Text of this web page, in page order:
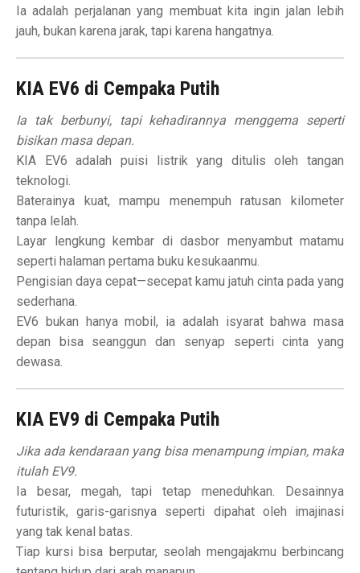
Ia adalah perjalanan yang membuat kita ingin jalan lebih
jauh, bukan karena jarak, tapi karena hangatnya.
KIA EV6 di Cempaka Putih
Ia tak berbunyi, tapi kehadirannya menggema seperti
bisikan masa depan.
KIA EV6 adalah puisi listrik yang ditulis oleh tangan
teknologi.
Baterainya kuat, mampu menempuh ratusan kilometer
tanpa lelah.
Layar lengkung kembar di dasbor menyambut matamu
seperti halaman pertama buku kesukaanmu.
Pengisian daya cepat—secepat kamu jatuh cinta pada yang
sederhana.
EV6 bukan hanya mobil, ia adalah isyarat bahwa masa
depan bisa seanggun dan senyap seperti cinta yang
dewasa.
KIA EV9 di Cempaka Putih
Jika ada kendaraan yang bisa menampung impian, maka
itulah EV9.
Ia besar, megah, tapi tetap meneduhkan. Desainnya
futuristik, garis-garisnya seperti dipahat oleh imajinasi
yang tak kenal batas.
Tiap kursi bisa berputar, seolah mengajakmu berbincang